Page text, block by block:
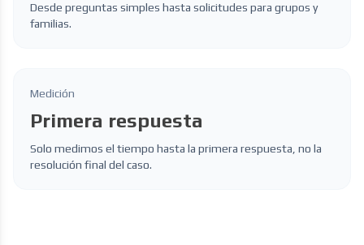
Desde preguntas simples hasta solicitudes para grupos y
familias.
Medición
Primera respuesta
Solo medimos el tiempo hasta la primera respuesta, no la
resolución final del caso.